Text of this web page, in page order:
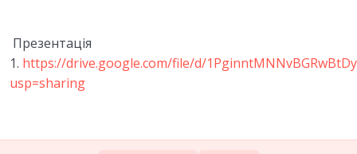
Тести модуль 2 0/1
9. ГРА ЯК ПРОВІДНА ДІЯЛЬНІСТЬ У
Презентація
1. https://drive.google.com/file/d/
usp=sharing